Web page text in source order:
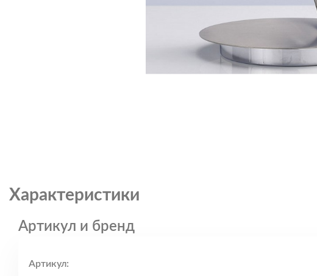
Характеристики
Артикул и бренд
Артикул: